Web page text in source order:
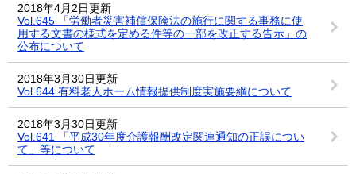
2018年4月2日更新
Vol.645 「労働者災害補償保険法の施行に関する事務に使
用する文書の様式を定める件等の一部を改正する告示」の
公布について
2018年3月30日更新
Vol.644 有料老人ホーム情報提供制度実施要綱について
2018年3月30日更新
Vol.641 「平成30年度介護報酬改定関連通知の正誤につい
て」等について